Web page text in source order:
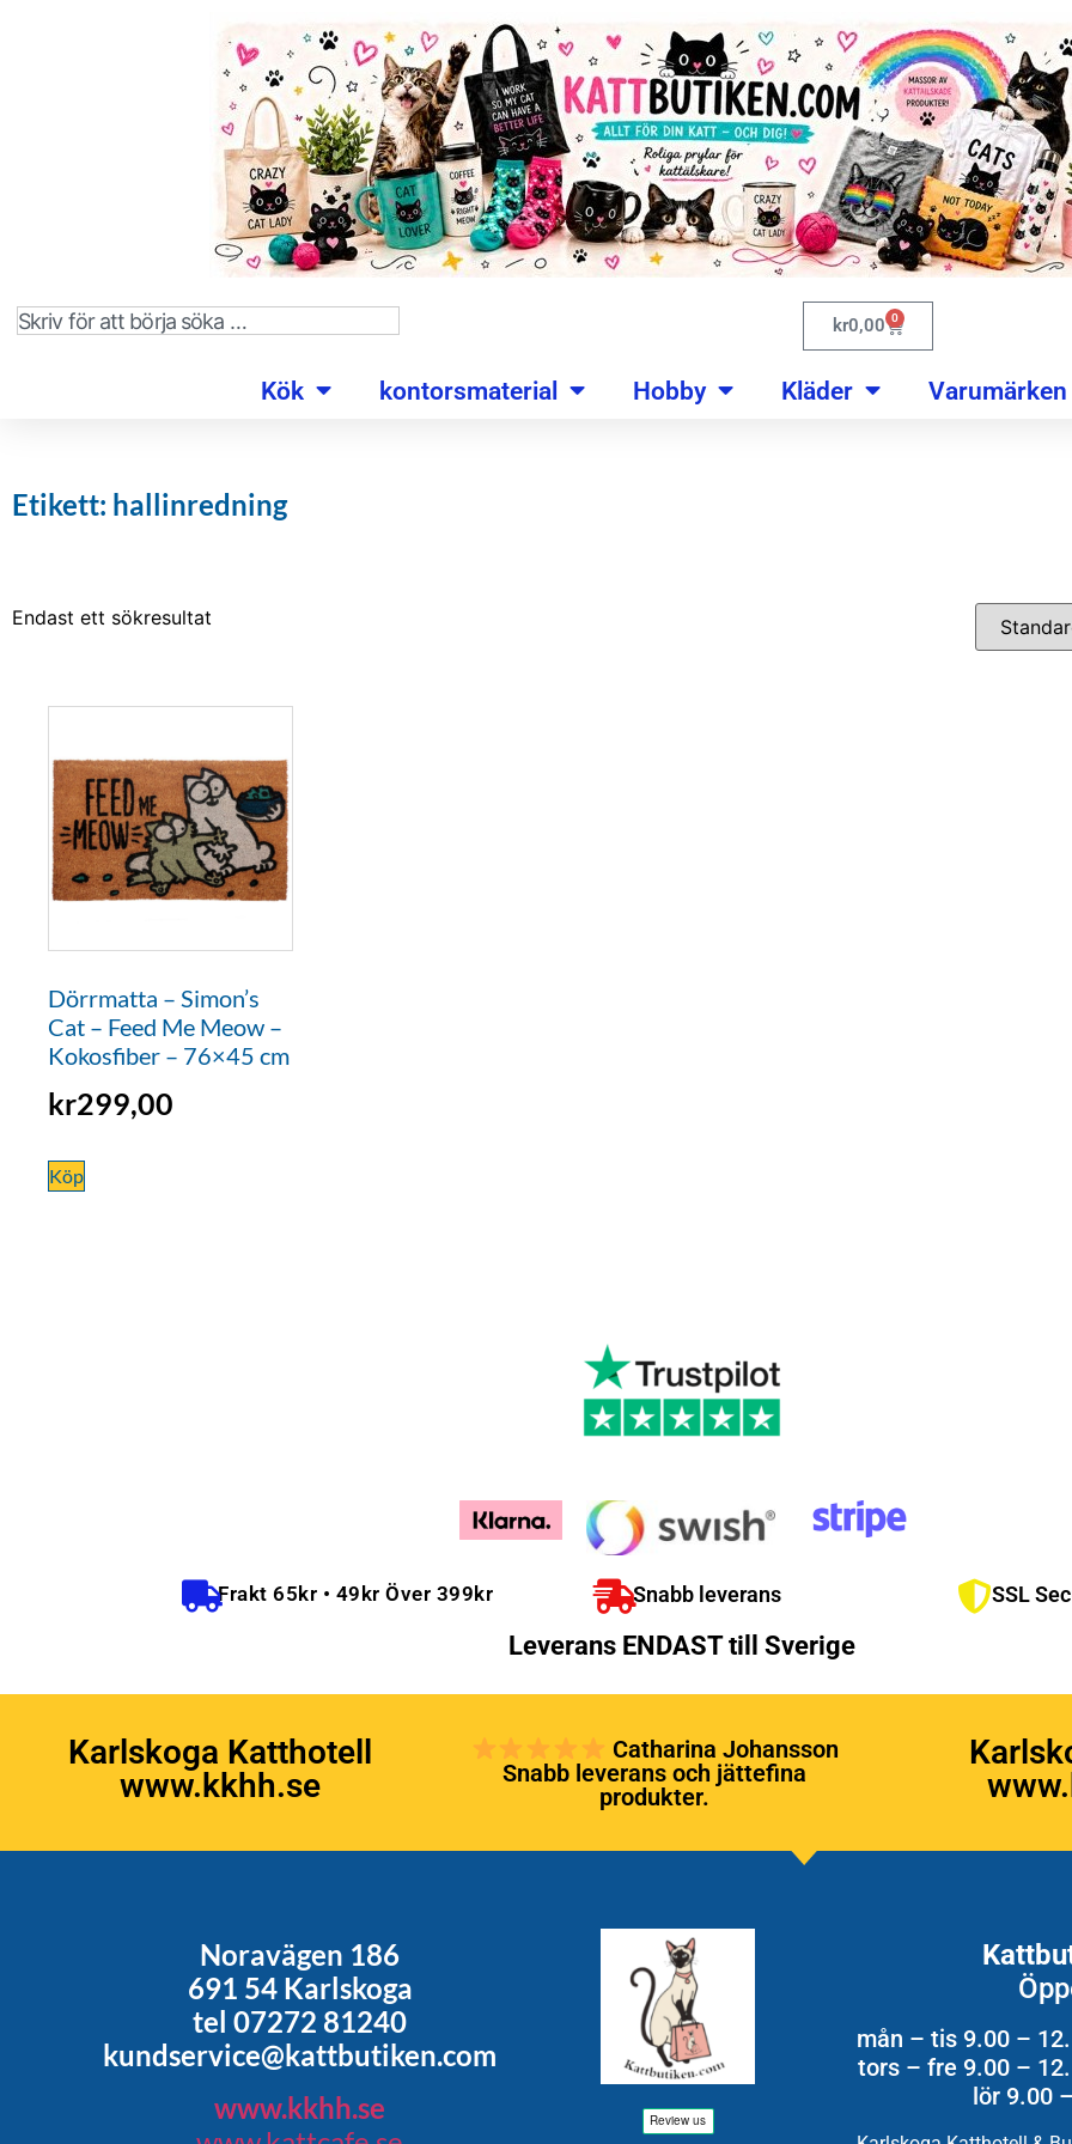
kr0,00 0
Kök kontorsmaterial Hobby Kläder Varumärken
Etikett: hallinredning
Endast ett sökresultat
Dörrmatta – Simon’s
Cat – Feed Me Meow –
Kokosfiber – 76×45 cm
kr299,00
Köp
Frakt 65kr • 49kr Över 399kr Snabb leverans SSL
Leverans ENDAST till Sverige
Karlskoga Katthotell
www.kkhh.se
Catharina Johansson
Snabb leverans och jättefina
produkter.
Noravägen 186
691 54 Karlskoga
tel 07272 81240
kundservice@kattbutiken.com
www.kkhh.se
mån – tis 9.00 –
tors – fre 9.00 –
lör 9.00